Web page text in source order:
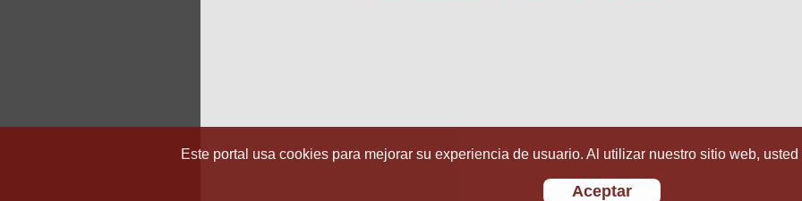
Este portal usa cookies para mejorar su experiencia de usuario. Al utilizar nuestro sitio web,
Aceptar